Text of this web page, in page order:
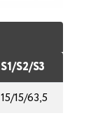
S1/S2/S3
15/15/63,5